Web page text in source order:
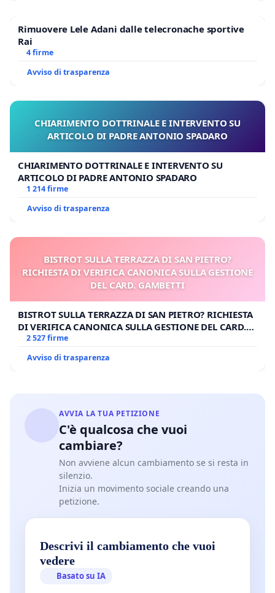
Rimuovere Lele Adani dalle telecronache sportive
Rai
4 firme
Avviso di trasparenza
CHIARIMENTO DOTTRINALE E INTERVENTO SU
ARTICOLO DI PADRE ANTONIO SPADARO
CHIARIMENTO DOTTRINALE E INTERVENTO SU
ARTICOLO DI PADRE ANTONIO SPADARO
1 214 firme
Avviso di trasparenza
BISTROT SULLA TERRAZZA DI SAN PIETRO?
RICHIESTA DI VERIFICA CANONICA SULLA GESTIONE
DEL CARD. GAMBETTI
BISTROT SULLA TERRAZZA DI SAN PIETRO? RICHIESTA
DI VERIFICA CANONICA SULLA GESTIONE DEL CARD.
GAMBETTI
2 527 firme
Avviso di trasparenza
AVVIA LA TUA PETIZIONE
C'è qualcosa che vuoi
cambiare?
Non avviene alcun cambiamento se si resta in
silenzio.
Inizia un movimento sociale creando una
petizione.
Descrivi il cambiamento che vuoi
vedere
Basato su IA